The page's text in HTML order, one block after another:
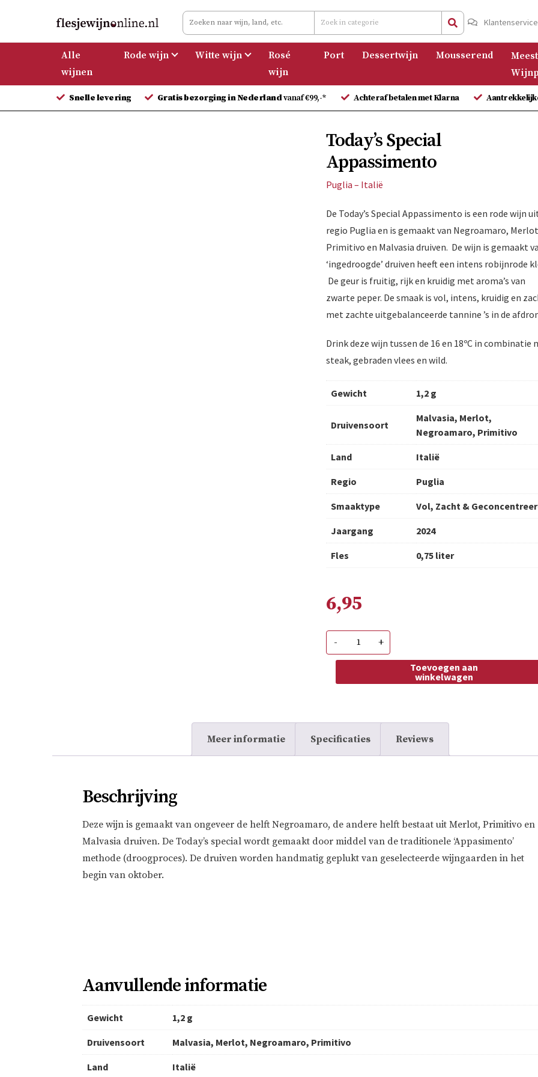
de
Klantenservice
Alle
wijnen
Rode wijn Witte wijn
Rosé
wijn
Port Dessertwijn Mousserend
Snelle levering Gratis bezorging in Nederlandvanaf €99,-* Achteraf betalen met Klarna
Today’s Special
Appassimento
Puglia – Italië
De Today’s Special Appassimento is een rode wijn
regio Puglia en is gemaakt van Negroamaro,
Primitivo en Malvasia druiven. De wijn is gemaakt
‘ingedroogde’ druiven heeft een intens robijnrode
De geur is fruitig, rijk en kruidig met aroma’s van
zwarte peper. De smaak is vol, intens, kruidig en
met zachte uitgebalanceerde tannine ’s in de
Drink deze wijn tussen de 16 en 18ºC in combinatie
steak, gebraden vlees en wild.
Gewicht 1,2 g
Druivensoort
Malvasia, Merlot,
Negroamaro, Primitivo
Land Italië
Regio Puglia
Smaaktype Vol, Zacht &
Jaargang 2024
Fles 0,75 liter
6,95
-
Today's
Special
Appassimento
aantal
+
Toevoegen aan
winkelwagen
Meer informatie Specificaties Reviews
Beschrijving
Deze wijn is gemaakt van ongeveer de helft Negroamaro, de andere helft bestaat uit Merlot, Primitivo en
Malvasia druiven. De Today’s special wordt gemaakt door middel van de traditionele ‘Appasimento’
methode (droogproces). De druiven worden handmatig geplukt van geselecteerde wijngaarden in het
begin van oktober.
Aanvullende informatie
Gewicht 1,2 g
Druivensoort Malvasia, Merlot, Negroamaro, Primitivo
Land Italië